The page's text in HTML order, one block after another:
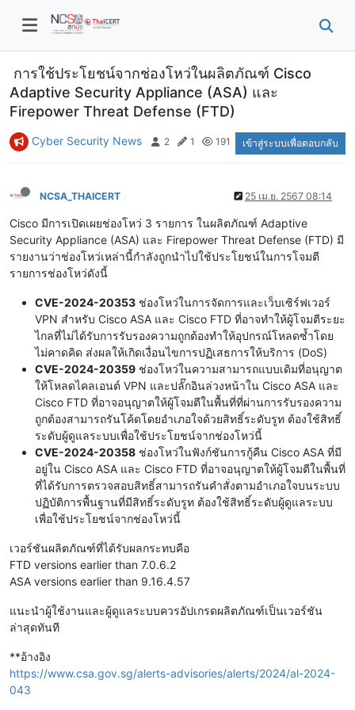
การใช้ประโยชน์จากช่องโหว่ในผลิตภัณฑ์ Cisco
Adaptive Security Appliance (ASA) และ
Firepower Threat Defense (FTD)
Cyber Security News 2 1 191 เข้าสู่ระบบเพื่อตอบกลับ
NCSA_THAICERT 25 เม.ย. 2567 08:14
Cisco มีการเปิดเผยช่องโหว่ 3 รายการ ในผลิตภัณฑ์ Adaptive
Security Appliance (ASA) และ Firepower Threat Defense (FTD) มี
รายงานว่าช่องโหว่เหล่านี้กำลังถูกนำไปใช้ประโยชน์ในการโจมตี
รายการช่องโหว่ดังนี้
CVE-2024-20353 ช่องโหว่ในการจัดการและเว็บเซิร์ฟเวอร์
VPN สำหรับ Cisco ASA และ Cisco FTD ที่อาจทำให้ผู้โจมตีระยะ
ไกลที่ไม่ได้รับการรับรองความถูกต้องทำให้อุปกรณ์โหลดซ้ำโดย
ไม่คาดคิด ส่งผลให้เกิดเงื่อนไขการปฏิเสธการให้บริการ (DoS)
CVE-2024-20359 ช่องโหว่ในความสามารถแบบเดิมที่อนุญาต
ให้โหลดไคลเอนต์ VPN และปลั๊กอินล่วงหน้าใน Cisco ASA และ
Cisco FTD ที่อาจอนุญาตให้ผู้โจมตีในพื้นที่ที่ผ่านการรับรองความ
ถูกต้องสามารถรันโค้ดโดยอำเภอใจด้วยสิทธิ์ระดับรูท ต้องใช้สิทธิ์
ระดับผู้ดูแลระบบเพื่อใช้ประโยชน์จากช่องโหว่นี้
CVE-2024-20358 ช่องโหว่ในฟังก์ชันการกู้คืน Cisco ASA ที่มี
อยู่ใน Cisco ASA และ Cisco FTD ที่อาจอนุญาตให้ผู้โจมตีในพื้นที่
ที่ได้รับการตรวจสอบสิทธิ์สามารถรันคำสั่งตามอำเภอใจบนระบบ
ปฏิบัติการพื้นฐานที่มีสิทธิ์ระดับรูท ต้องใช้สิทธิ์ระดับผู้ดูแลระบบ
เพื่อใช้ประโยชน์จากช่องโหว่นี้
เวอร์ชันผลิตภัณฑ์ที่ได้รับผลกระทบคือ
FTD versions earlier than 7.0.6.2
ASA versions earlier than 9.16.4.57
แนะนำผู้ใช้งานและผู้ดูแลระบบควรอัปเกรดผลิตภัณฑ์เป็นเวอร์ชัน
ล่าสุดทันที
**อ้างอิง
https://www.csa.gov.sg/alerts-advisories/alerts/2024/al-2024-
043